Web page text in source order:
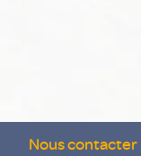
Nous contacter